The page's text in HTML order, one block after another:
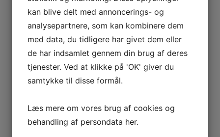
LÆS MERE
ECOLAB BLIZZARD
FREMFØRER 40 CM
LÆS MERE
UNGER PAD 20 CM
LÆS MERE
kan blive delt med annoncerings- og
analysepartnere, som kan kombinere dem
med data, du tidligere har givet dem eller
de har indsamlet gennem din brug af deres
tjenester. Ved at klikke på 'OK' giver du
samtykke til disse formål.
Læs mere om vores brug af cookies og
behandling af persondata her.